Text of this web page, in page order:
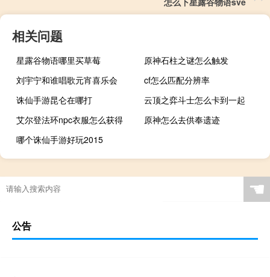
相关问题
星露谷物语哪里买草莓
原神石柱之谜怎么触发
刘宇宁和谁唱歌元宵喜乐会
cf怎么匹配分辨率
诛仙手游昆仑在哪打
云顶之弈斗士怎么卡到一起
艾尔登法环npc衣服怎么获得
原神怎么去供奉遗迹
哪个诛仙手游好玩2015
☚
公告